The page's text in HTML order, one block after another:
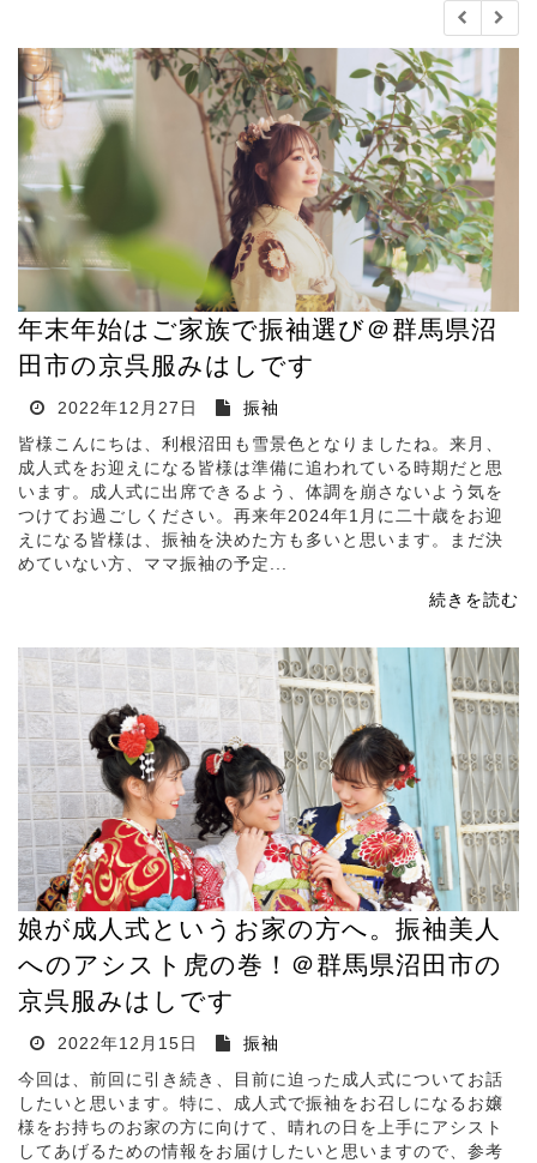
年末年始はご家族で振袖選び＠群馬県沼
田市の京呉服みはしです
2022年12月27日
振袖
皆様こんにちは、利根沼田も雪景色となりましたね。来月、
成人式をお迎えになる皆様は準備に追われている時期だと思
います。成人式に出席できるよう、体調を崩さないよう気を
つけてお過ごしください。再来年2024年1月に二十歳をお迎
えになる皆様は、振袖を決めた方も多いと思います。まだ決
めていない方、ママ振袖の予定...
続きを読む
娘が成人式というお家の方へ。振袖美人
へのアシスト虎の巻！＠群馬県沼田市の
京呉服みはしです
2022年12月15日
振袖
今回は、前回に引き続き、目前に迫った成人式についてお話
したいと思います。特に、成人式で振袖をお召しになるお嬢
様をお持ちのお家の方に向けて、晴れの日を上手にアシスト
してあげるための情報をお届けしたいと思いますので、参考